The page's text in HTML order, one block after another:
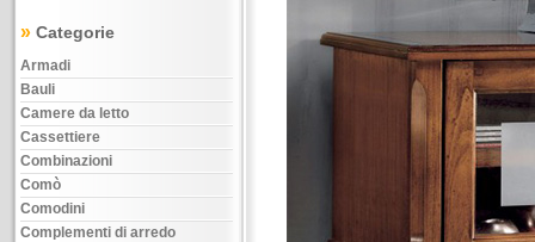
» Categorie
Armadi
Bauli
Camere da letto
Cassettiere
Combinazioni
Comò
Comodini
Complementi di arredo